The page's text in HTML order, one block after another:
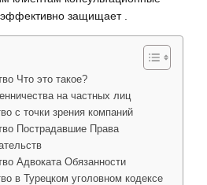
защищает .
Что это такое?
на частных лиц
с точки зрения компаний
Пострадавшие Права
Адвоката Обязанности
в Турецком уголовном кодексе